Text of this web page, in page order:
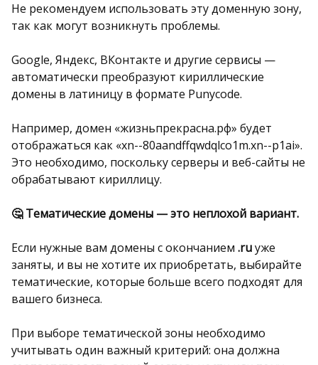
Не рекомендуем использовать эту доменную зону,
так как могут возникнуть проблемы.
Google, Яндекс, ВКонтакте и другие сервисы —
автоматически преобразуют кириллические
домены в латиницу в формате Punycode.
Например, домен «жизньпрекрасна.рф» будет
отображаться как «xn--80aandffqwdqlco1m.xn--p1ai».
Это необходимо, поскольку серверы и веб-сайты не
обрабатывают кириллицу.
🤔 Тематические домены — это неплохой вариант.
Если нужные вам домены с окончанием .ruуже
заняты, и вы не хотите их приобретать, выбирайте
тематические, которые больше всего подходят для
вашего бизнеса.
При выборе тематической зоны необходимо
учитывать один важный критерий: она должна